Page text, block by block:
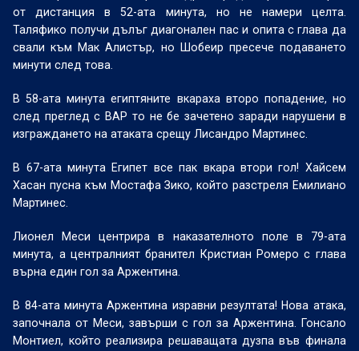
от дистанция в 52-ата минута, но не намери целта.
Таляфико получи дълъг диагонален пас и опита с глава да
свали към Мак Алистър, но Шобеир пресече подаването
минути след това.
В 58-ата минута египтяните вкараха второ попадение, но
след преглед с ВАР то не бе зачетено заради нарушени в
изграждането на атаката срещу Лисандро Мартинес.
В 67-ата минута Египет все пак вкара втори гол! Хайсем
Хасан пусна към Мостафа Зико, който разстреля Емилиано
Мартинес.
Лионел Меси центрира в наказателното поле в 79-ата
минута, а централният бранител Кристиан Ромеро с глава
върна един гол за Аржентина.
В 84-ата минута Аржентина изравни резултата! Нова атака,
започнала от Меси, завърши с гол за Аржентина. Гонсало
Монтиел, който реализира решаващата дузпа във финала